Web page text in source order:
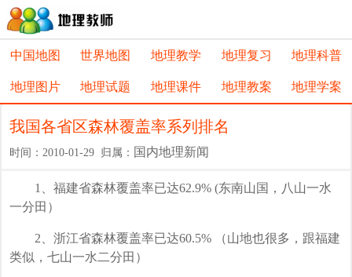
中国地图 世界地图 地理教学 地理复习 地理科普
地理图片 地理试题 地理课件 地理教案 地理学案
我国各省区森林覆盖率系列排名
时间：2010-01-29 归属： 国内地理新闻
1、福建省森林覆盖率已达62.9% (东南山国，八山一水
一分田）
2、浙江省森林覆盖率已达60.5% （山地也很多，跟福建
类似，七山一水二分田）